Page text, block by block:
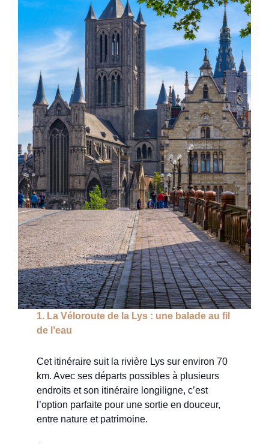
1. La Véloroute de la Lys : une balade au fil
de l’eau
Cet itinéraire suit la rivière Lys sur environ 70
km. Avec ses départs possibles à plusieurs
endroits et son itinéraire longiligne, c’est
l’option parfaite pour une sortie en douceur,
entre nature et patrimoine.